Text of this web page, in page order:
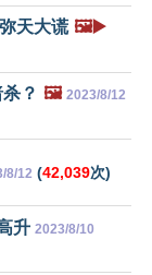
天大谎 🖼️▶️
？ 🖼️ 2023/8/12
8/12 (42,039次)
升 2023/8/10